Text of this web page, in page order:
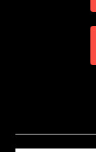
příspěvek